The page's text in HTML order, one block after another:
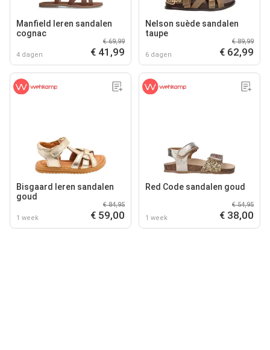
Manfield leren sandalen
cognac
4 dagen
€ 69,99
€ 41,99
Nelson suède sandalen
taupe
6 dagen
€ 89,99
€ 62,99
Bisgaard leren sandalen
goud
1 week
€ 84,95
€ 59,00
Red Code sandalen goud
1 week
€ 54,95
€ 38,00